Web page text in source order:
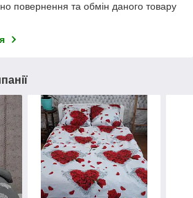
повернення та обмін даного товару